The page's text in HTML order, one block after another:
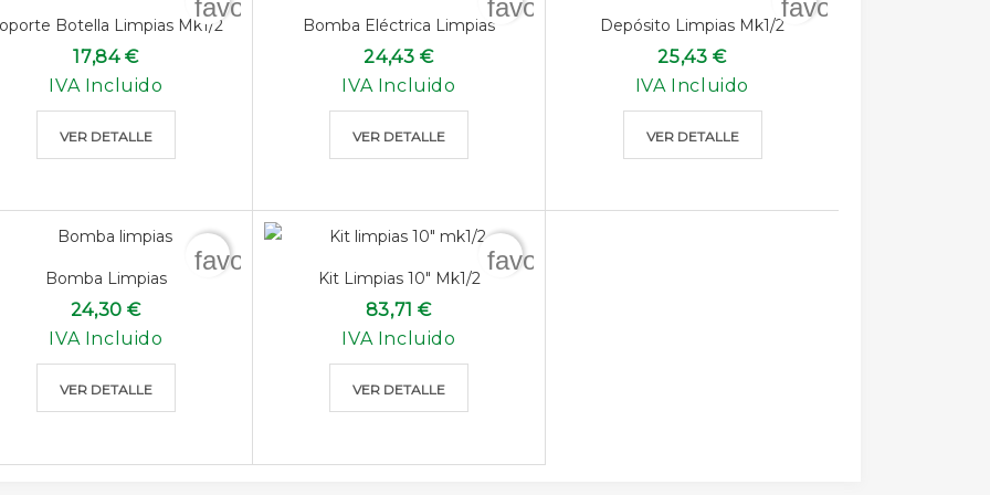
Botella Limpias Mk1/2
17,84 €
IVA Incluido
VER DETALLE
favorite_border
Bomba Eléctrica Limpias
24,43 €
IVA Incluido
VER DETALLE
favorite_border
Depósito Limpias Mk1/2
25,43 €
IVA Incluido
VER DETALLE
favorite_border
Bomba Limpias
24,30 €
IVA Incluido
VER DETALLE
favorite_border
Kit Limpias 10" Mk1/2
83,71 €
IVA Incluido
VER DETALLE
favorite_border